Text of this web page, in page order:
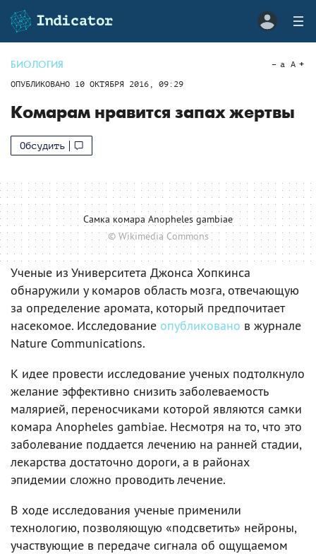
БИОЛОГИЯ
ОПУБЛИКОВАНО 10 ОКТЯБРЯ 2016, 09:29
a A
Комарам нравится запах жертвы
Обсудить
Самка комара Anopheles gambiae
© Wikimedia Commons
Ученые из Университета Джонса Хопкинса
обнаружили у комаров область мозга, отвечающую
за определение аромата, который предпочитает
насекомое. Исследование опубликовано в журнале
Nature Communications.
К идее провести исследование ученых подтолкнуло
желание эффективно снизить заболеваемость
малярией, переносчиками которой являются самки
комара Anopheles gambiae. Несмотря на то, что это
заболевание поддается лечению на ранней стадии,
лекарства достаточно дороги, а в районах
эпидемии сложно проводить лечение.
В ходе исследования ученые применили
технологию, позволяющую «подсветить» нейроны,
участвующие в передаче сигнала об ощущаемом